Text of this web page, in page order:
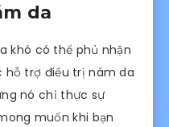
da
khó có thể phủ nhận
hỗ trợ điều trị nám da
nó chỉ thực sự
muốn khi bạn